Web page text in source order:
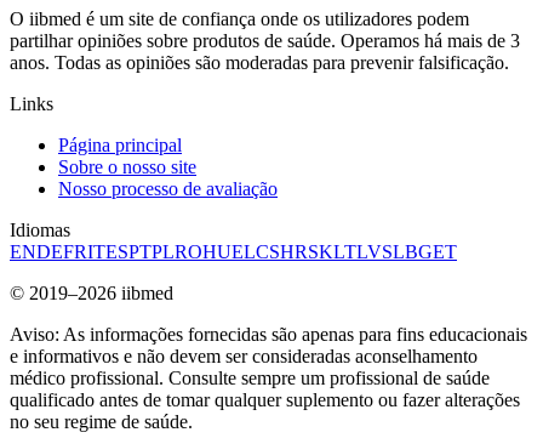
O iibmed é um site de confiança onde os utilizadores podem
partilhar opiniões sobre produtos de saúde. Operamos há mais de 3
anos. Todas as opiniões são moderadas para prevenir falsificação.
Links
Página principal
Sobre o nosso site
Nosso processo de avaliação
Idiomas
ENDEFRITESPTPLROHUELCSHRSKLTLVSLBGET
© 2019–2026 iibmed
Aviso: As informações fornecidas são apenas para fins educacionais
e informativos e não devem ser consideradas aconselhamento
médico profissional. Consulte sempre um profissional de saúde
qualificado antes de tomar qualquer suplemento ou fazer alterações
no seu regime de saúde.